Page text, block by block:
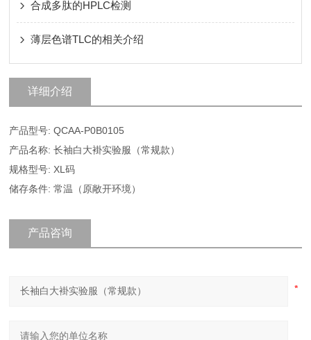
合成多肽的HPLC检测
薄层色谱TLC的相关介绍
详细介绍
产品型号: QCAA-P0B0105
产品名称: 长袖白大褂实验服（常规款）
规格型号: XL码
储存条件: 常温（原敞开环境）
产品咨询